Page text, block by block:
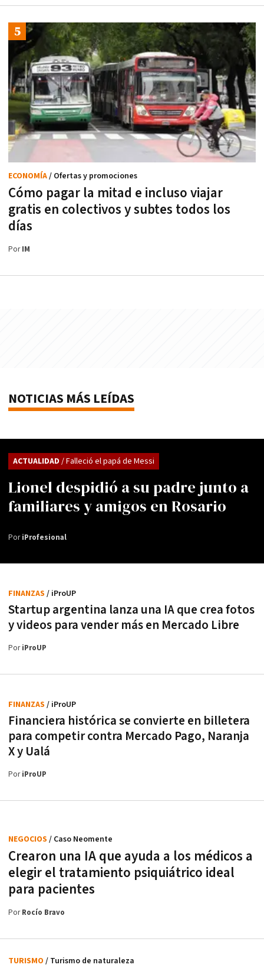
Cómo pagar la mitad e incluso viajar
gratis en colectivos y subtes todos los
días
ECONOMÍA/ Ofertas y promociones
PorIM
NOTICIAS MÁS LEÍDAS
Lionel despidió a su padre junto a
familiares y amigos en Rosario
ACTUALIDAD / Falleció el papá de Messi
PoriProfesional
Startup argentina lanza una IA que crea fotos
y videos para vender más en Mercado Libre
FINANZAS / iProUP
PoriProUP
Financiera histórica se convierte en billetera
para competir contra Mercado Pago, Naranja
X y Ualá
FINANZAS / iProUP
PoriProUP
Crearon una IA que ayuda a los médicos a
elegir el tratamiento psiquiátrico ideal
para pacientes
NEGOCIOS / Caso Neomente
PorRocío Bravo
TURISMO / Turismo de naturaleza